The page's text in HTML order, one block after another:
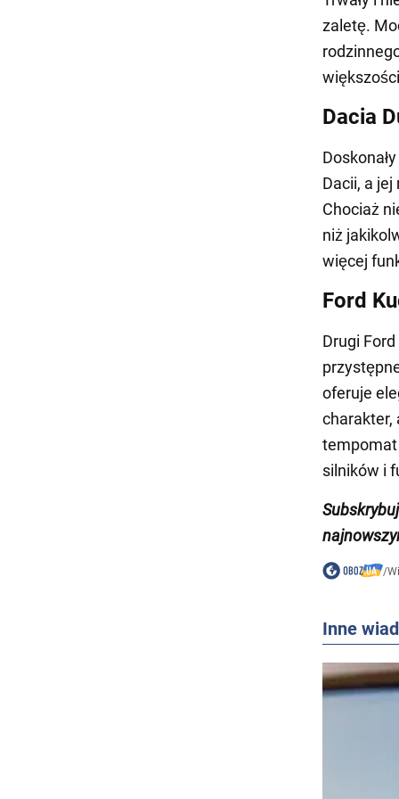
zaletę.
Dacia
Dacii, a
Chociaż
niż
więcej
Ford
Drugi
oferuje
charakter,
tempomat
silników i
/
Inne